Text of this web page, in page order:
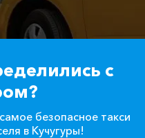
с
безопасное такси
в Кучугуры!